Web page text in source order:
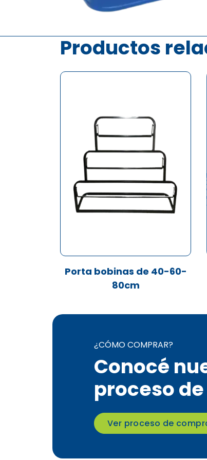
Productos
Porta bobinas de 40-60-
80cm
¿CÓMO COMPRAR?
Conocé
proceso
Ver proceso de